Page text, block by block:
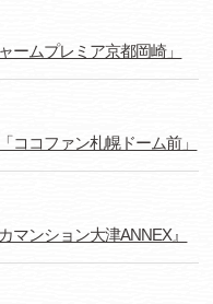
ームプレミア京都岡崎」
ココファン札幌ドーム前」
ンション大津ANNEX』